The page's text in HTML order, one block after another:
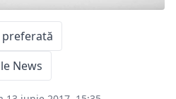
preferată
News